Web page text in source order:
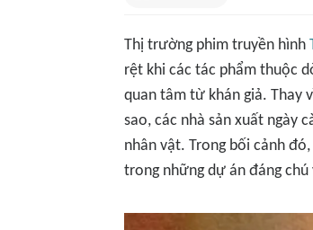
Thị trường phim truyền hình
rệt khi các tác phẩm thuộc
quan tâm từ khán giả. Thay
sao, các nhà sản xuất ngày
nhân vật. Trong bối cảnh đó,
trong những dự án đáng